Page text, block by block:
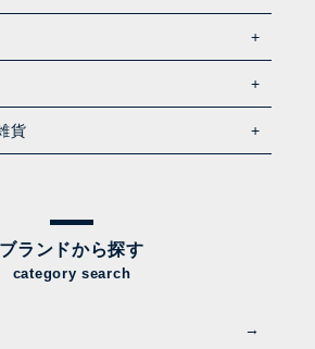
貨
ブランドから探す
category search